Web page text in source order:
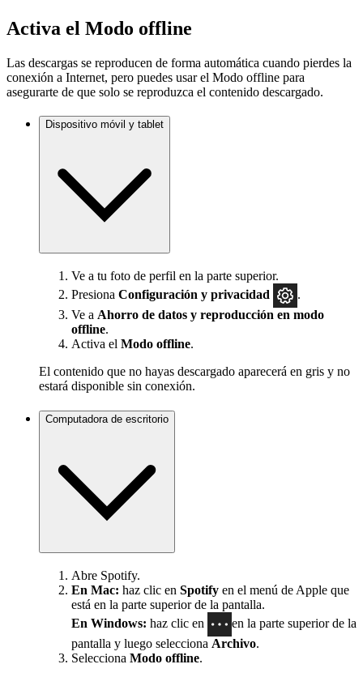
Activa el Modo offline
Las descargas se reproducen de forma automática cuando pierdes la
conexión a Internet, pero puedes usar el Modo offline para
asegurarte de que solo se reproduzca el contenido descargado.
Dispositivo móvil y tablet
Ve a tu foto de perfil en la parte superior.
Presiona Configuración y privacidad
.
Ve a Ahorro de datos y reproducción en modo
offline.
Activa el Modo offline.
El contenido que no hayas descargado aparecerá en gris y no
estará disponible sin conexión.
Computadora de escritorio
Abre Spotify.
En Mac: haz clic en Spotify en el menú de Apple que
está en la parte superior de la pantalla.
En Windows: haz clic en
en la parte superior de la
pantalla y luego selecciona Archivo.
Selecciona Modo offline.